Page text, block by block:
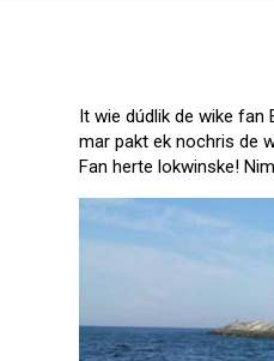
It wie dúdlik de wike fan
mar pakt ek nochris de
Fan herte lokwinske!